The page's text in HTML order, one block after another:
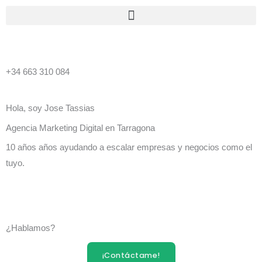
Menu
+34 663 310 084
Hola, soy Jose Tassias
Agencia Marketing Digital en Tarragona
10 años años ayudando a escalar empresas y negocios como el
tuyo.
¿Hablamos?
¡Contáctame!